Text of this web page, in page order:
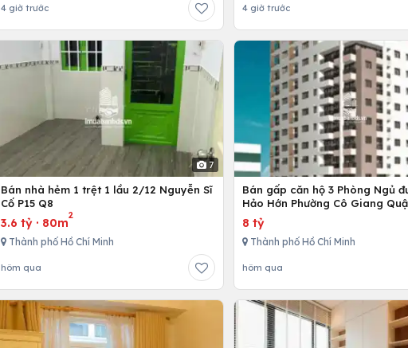
4 giờ trước 4 giờ trước
7
Bán nhà hẻm 1 trệt 1 lầu 2/12 Nguyễn Sĩ
Cố P15 Q8
3.6 tỷ · 80m
2
Thành phố Hồ Chí Minh
hôm qua
Bán gấp căn hộ 3 Phòng Ngủ
Hảo Hớn Phường Cô Giang
8 tỷ
Thành phố Hồ Chí Minh
hôm qua